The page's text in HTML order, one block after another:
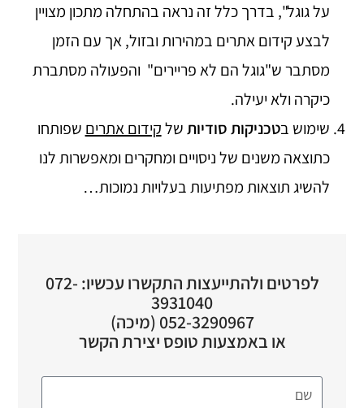
על גוגל", בדרך כלל זה נראה בהתחלה מתכון מצויין
לבצע קידום אתרים במהירות ובזול, אך עם הזמן
מסתבר ש"גוגל הם לא פריירים" והפעולה מסתברת
כיקרה ולא יעילה.
שימוש בטכניקות סודיותשלקידום אתרים שפותחו
כתוצאה משנים של ניסויים ומחקרים ומאפשרות לנו
להשיג תוצאות מפתיעות בעלויות נמוכות…
לפרטים ולהתייעצות התקשרו עכשיו: 072-
3931040
052-3290967 (מיכה)
או באמצעות טופס יצירת הקשר